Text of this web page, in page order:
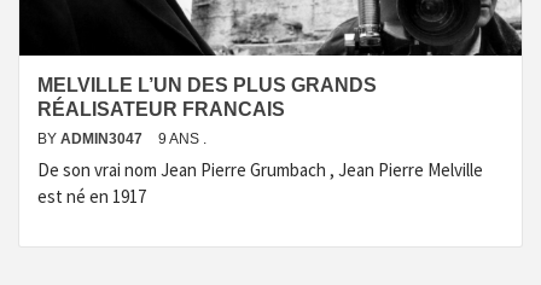
MELVILLE L’UN DES PLUS GRANDS
RÉALISATEUR FRANCAIS
BY ADMIN3047 9 ANS .
De son vrai nom Jean Pierre Grumbach , Jean Pierre Melville
est né en 1917